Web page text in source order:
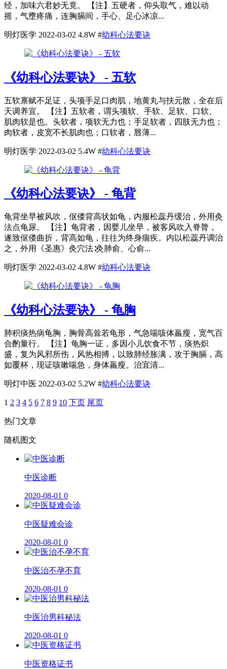
经，加味六君妙无竟。 【注】五硬者，仰头取气，难以动
摇，气壅疼痛，连胸膈间，手心、足心冰凉...
明灯医学 2022-03-02 4.8W #幼科心法要诀
《幼科心法要诀》 - 五软
五软禀赋不足证，头项手足口肉肌，地黄丸与扶元散，全在后
天调养宜。 【注】五软者，谓头项软、手软、足软、口软、
肌肉软是也。头软者，项软无力也；手足软者，四肢无力也；
肉软者，皮宽不长肌肉也；口软者，唇薄...
明灯医学 2022-03-02 5.4W #幼科心法要诀
《幼科心法要诀》 - 龟背
龟背坐早被风吹，伛偻背高状如龟，内服松蕊丹缓治，外用灸
法点龟尿。 【注】龟背者，因婴儿坐早，被客风吹入脊膂，
遂致伛偻曲折，背高如龟，往往为终身痼疾。内以松蕊丹调治
之，外用《圣惠》灸穴法∶灸肺俞、心俞...
明灯医学 2022-03-02 4.8W #幼科心法要诀
《幼科心法要诀》 - 龟胸
肺积痰热病龟胸，胸骨高耸若龟形，气急喘咳体羸瘦，宽气百
合酌量行。 【注】龟胸一证，多因小儿饮食不节，痰热炽
盛，复为风邪所伤，风热相搏，以致肺经胀满，攻于胸膈，高
如覆杯，现证咳嗽喘急，身体羸瘦。治宜清...
明灯中医 2022-03-02 5.2W #幼科心法要诀
1 2 3 4 5 6 7 8 9 10 下页 尾页
热门文章
随机图文
​中医诊断
2020-08-01 0
中医疑难会诊
2020-08-01 0
中医治不孕不育
2020-08-01 0
中医治男科秘法
2020-08-01 0
中医资格证书